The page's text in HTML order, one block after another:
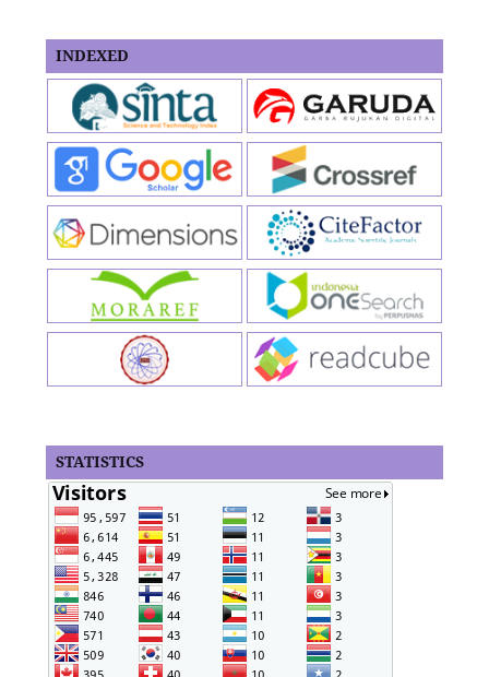
INDEXED
STATISTICS